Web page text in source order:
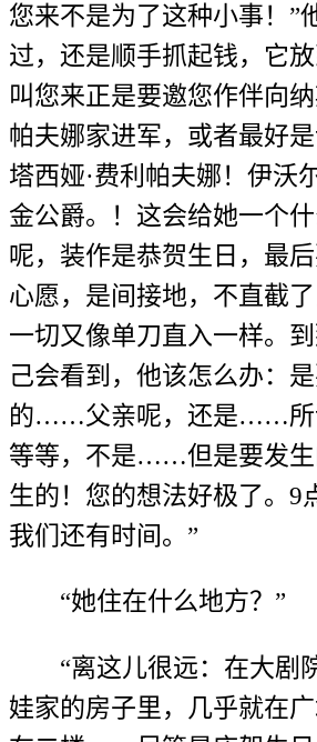
您来不是为了这种小事！”
过，还是顺手抓起钱，它
叫您来正是要邀您作伴向纳
帕夫娜家进军，或者最好
塔西娅·费利帕夫娜！伊沃
金公爵。！这会给她一个
呢，装作是恭贺生日，最
心愿，是间接地，不直截
一切又像单刀直入一样。
己会看到，他该怎么办：
的……父亲呢，还是……
等等，不是……但是要发生
生的！您的想法好极了。9
我们还有时间。”
“她住在什么地方？”
“离这儿很远：在大剧
娃家的房子里，几乎就在